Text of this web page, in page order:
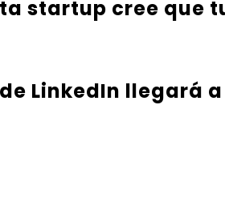
startup cree que
LinkedIn llegará